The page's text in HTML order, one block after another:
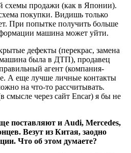
схемы продажи (как в Японии).
покупки. Видишь только
При попытке получить больше
машина может уйти.
дефекты (перекрас, замена
машина была в ДТП), продавец
агент (компания-
А еще лучше личные контакты
на что-то рассчитывать.
смысле через сайт Encar) я бы не
поставляют и Audi, Mercedes,
Везут из Китая, заодно
Что об этом думаете?